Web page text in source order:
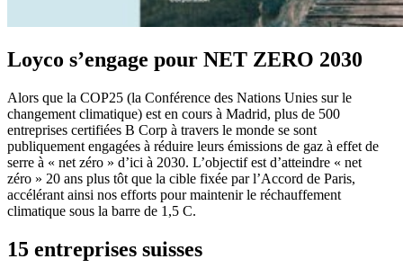
Loyco s’engage pour NET ZERO 2030
Alors que la COP25 (la Conférence des Nations Unies sur le
changement climatique) est en cours à Madrid, plus de 500
entreprises certifiées B Corp à travers le monde se sont
publiquement engagées à réduire leurs émissions de gaz à effet de
serre à « net zéro » d’ici à 2030. L’objectif est d’atteindre « net
zéro » 20 ans plus tôt que la cible fixée par l’Accord de Paris,
accélérant ainsi nos efforts pour maintenir le réchauffement
climatique sous la barre de 1,5 C.
15 entreprises suisses